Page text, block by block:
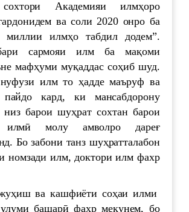
Академияи илмҳоро
ва соли 2020 онро ба
миллии илмҳо табдил додем”.
сармояи илм ба мақоми
мафҳуми муқаддас соҳиб шуд.
илм то ҳадде маъруф ва
пайдо кард, ки мансабдорону
низ барои шуҳрат сохтан барои
илмӣ молу амволро дареғ
Бо забони танз шуҳратталабон
номзади илм, доктори илм фахр
ва кашфиёти соҳаи илми
башарӣ фахр мекунем, бо